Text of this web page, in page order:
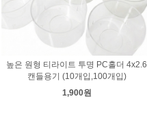
높은 원형 티라이트 투명 PC홀더 4x2.6
캔들용기 (10개입,100개입)
1,900원